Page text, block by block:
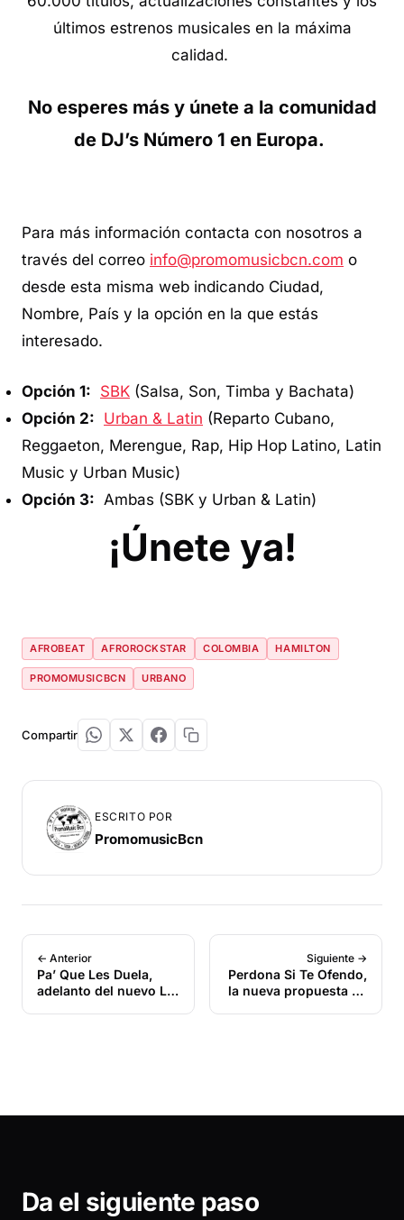
últimos estrenos musicales en la máxima
calidad.
No esperes más y únete a la comunidad
de DJ’s Número 1 en Europa.
Para más información contacta con nosotros a
través del correo info@promomusicbcn.com o
desde esta misma web indicando Ciudad,
Nombre, País y la opción en la que estás
interesado.
Opción 1: SBK (Salsa, Son, Timba y Bachata)
Opción 2: Urban & Latin (Reparto Cubano,
Reggaeton, Merengue, Rap, Hip Hop Latino, Latin
Music y Urban Music)
Opción 3: Ambas (SBK y Urban & Latin)
¡Únete ya!
AFROBEAT AFROROCKSTAR COLOMBIA HAMILTON
PROMOMUSICBCN URBANO
Compartir
ESCRITO POR
PromomusicBcn
← Anterior
Pa’ Que Les Duela,
adelanto del nuevo LP
Siguiente →
Perdona Si Te Ofendo,
la nueva propuesta de
Da el siguiente paso